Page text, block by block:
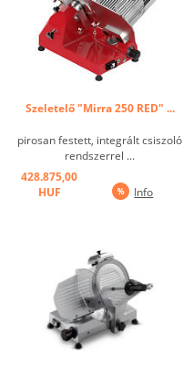
Szeletelő "Mirra 250 RED" ...
pirosan festett, integrált csiszoló
rendszerrel ...
428.875,00
HUF
Info